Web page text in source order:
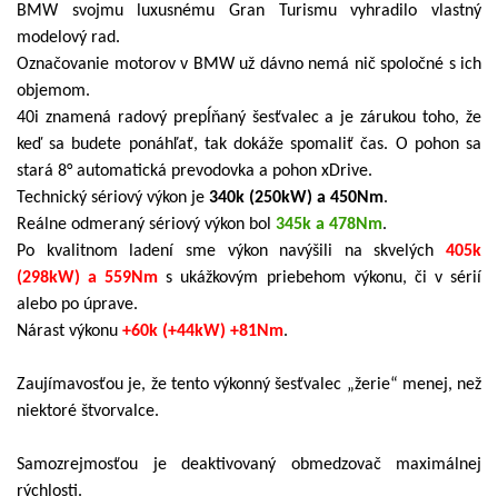
BMW svojmu luxusnému Gran Turismu vyhradilo vlastný
modelový rad.
Označovanie motorov v BMW už dávno nemá nič spoločné s ich
objemom.
40i znamená radový prepĺňaný šesťvalec a je zárukou toho, že
keď sa budete ponáhľať, tak dokáže spomaliť čas. O pohon sa
stará 8° automatická prevodovka a pohon xDrive.
Technický sériový výkon je 340k (250kW) a 450Nm.
Reálne odmeraný sériový výkon bol 345k a 478Nm.
Po kvalitnom ladení sme výkon navýšili na skvelých 405k
(298kW) a 559Nm s ukážkovým priebehom výkonu, či v sérií
alebo po úprave.
Nárast výkonu +60k (+44kW) +81Nm.
Zaujímavosťou je, že tento výkonný šesťvalec „žerie“ menej, než
niektoré štvorvalce.
Samozrejmosťou je deaktivovaný obmedzovač maximálnej
rýchlosti.